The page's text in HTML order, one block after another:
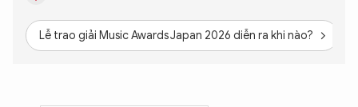
Lễ trao giải Music Awards Japan 2026 diễn ra khi nào?